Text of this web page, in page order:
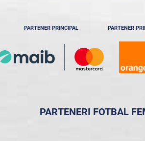
PARTENER PRINCIPAL PARTENER
PARTENERI FOTBAL